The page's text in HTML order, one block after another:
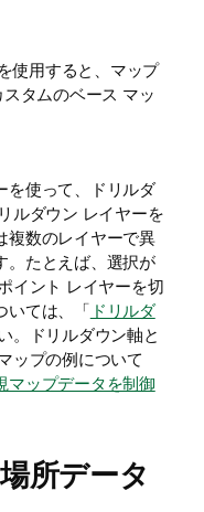
使用すると、マップ
タムのベース マッ
を使って、ドリルダ
ルダウン レイヤーを
複数のレイヤーで異
。たとえば、選択が
イント レイヤーを切
いては、「 ドリルダ
。ドリルダウン軸と
ップの例について
マップデータを制御
所データ